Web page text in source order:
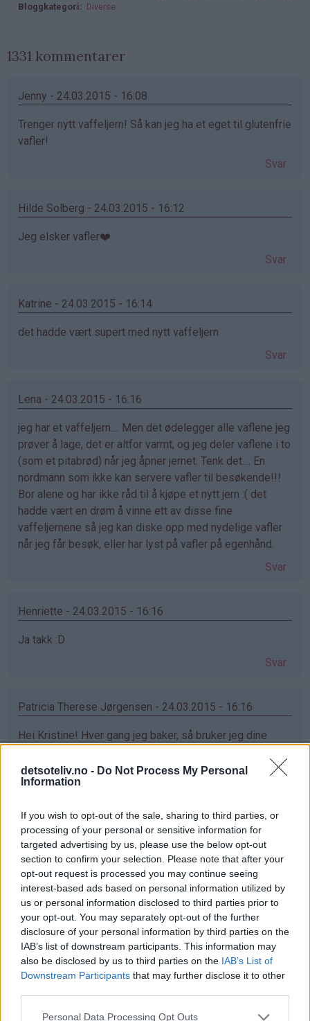
detsoteliv.no - Do Not Process My Personal
Information
If you wish to opt-out of the sale, sharing to third parties, or
processing of your personal or sensitive information for
targeted advertising by us, please use the below opt-out
section to confirm your selection. Please note that after your
opt-out request is processed you may continue seeing
interest-based ads based on personal information utilized by
us or personal information disclosed to third parties prior to
your opt-out. You may separately opt-out of the further
disclosure of your personal information by third parties on the
IAB’s list of downstream participants. This information may
also be disclosed by us to third parties on the IAB’s List of
Downstream Participants that may further disclose it to other
Personal Data Processing Opt Outs
Bloggkategori Diverse
1331 kommentarer
Jenny - 24.03.2015 - 16:08
Trenger nytt vaffeljern! Så kan jeg ha et eget til glutenfrie
vafler!
Svar
Hilde Solberg - 24.03.2015 - 16:12
Jeg elsker vafler❤️
Svar
Katrine - 24.03.2015 - 16:14
det hadde vært supert med nytt vaffeljern
Svar
Lena - 24.03.2015 - 16:16
jeg har et vaffeljern.... Men det ødelegger alle vaflene jeg
prøver å lage, det er altfor varmt, og jeg deler vaflene i to
(som et pitabrød) når jeg åpner jernet. Tenk det.... En
nordmann som ikke kan servere vafler til besøkende!!!
Bor alene og har ikke råd til å kjøpe et nytt jern :( det
hadde vært en drøm å vinne ett av disse fine
vaffeljernene så jeg kan diske opp med nydelige vafler
når jeg får besøk, eller har lyst på vafler på egenhånd.
Svar
Henriette - 24.03.2015 - 16:16
Ja takk :D
Svar
Patricia Therese Jørgensen - 24.03.2015 - 16:16
Hei Kristine! Hver gang jeg baker, så bruker jeg dine
med vaniljeis har allerede blitt min favoritt❤️ Ønsker
meg ett vaffeljern da jeg eeeelsker vaffler :D
Maren - 24.03.2015 - 16:18
elsker vafler!!
Svar
Mariann Jørgensen - 24.03.2015 - 16:18
Hva er bedre enn en vaffel sammen med rømme og
syltetøy hadde jeg vært heldig så hadde det vært gøy
Svar